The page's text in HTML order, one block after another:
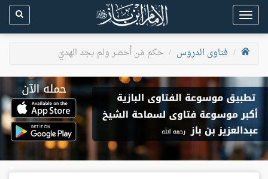
Toggle
navigation
فتاوى الدروس
حكم مَن أُحصر ولم يجد الهديَ